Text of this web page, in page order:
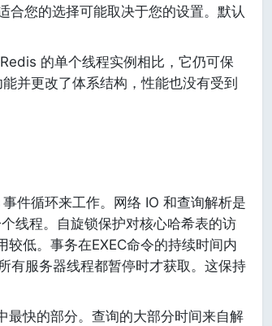
合您的选择可能取决于您的设置。默认
的单个线程实例相比，它仍可保
并更改了体系结构，性能也没有受到
件循环来工作。网络 IO 和查询解析是
线程。自旋锁保护对核心哈希表的访
低。事务在EXEC命令的持续时间内
有服务器线程都暂停时才获取。这保持
最快的部分。查询的大部分时间来自解